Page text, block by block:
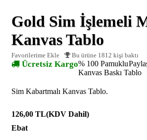
Gold Sim İşlemeli
Kanvas Tablo
Favorilerime Ekle Bu ürüne 1812 kişi baktı
Ücretsiz Kargo% 100 Pamuklu
Kanvas Baskı Tablo
Sim Kabartmalı Kanvas Tablo.
126,00 TL(KDV Dahil)
Ebat